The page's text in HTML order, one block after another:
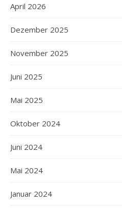
April 2026
Dezember 2025
November 2025
Juni 2025
Mai 2025
Oktober 2024
Juni 2024
Mai 2024
Januar 2024